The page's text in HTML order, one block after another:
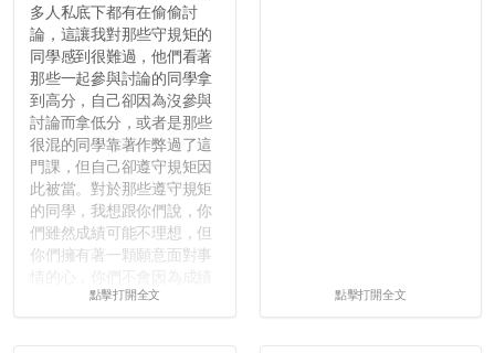
多人私底下都有在偷偷討
論，這讓我對那些守規矩的
同學感到很難過，他們看著
那些一起參與討論的同學拿
到高分，自己卻因為沒參與
討論而拿低分，或者是那些
很混的同學靠著作弊過了這
門課，但自己卻遵守規矩因
此被當。對於那些遵守規矩
的同學，我想跟你們說，你
們雖然成績可能不理想，但
你們擁有著一顆願意面對事
壓力而選擇逃避(作弊)，在
點擊打開全文 點擊打開全文